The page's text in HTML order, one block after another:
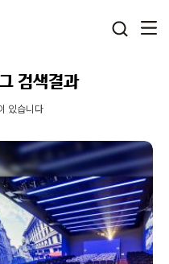
검색결과
있습니다